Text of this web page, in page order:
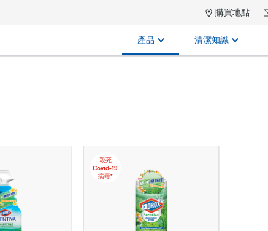
購買地點
產品 清潔知識
殺死
Covid-19
病毒*